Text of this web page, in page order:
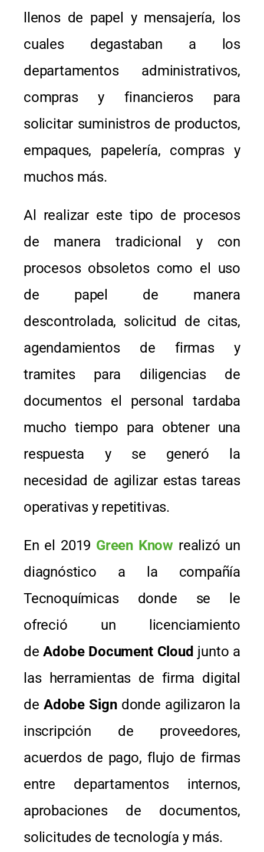
llenos de papel y mensajería, los
cuales degastaban a los
departamentos administrativos,
compras y financieros para
solicitar suministros de productos,
empaques, papelería, compras y
muchos más.
Al realizar este tipo de procesos
de manera tradicional y con
procesos obsoletos como el uso
de papel de manera
descontrolada, solicitud de citas,
agendamientos de firmas y
tramites para diligencias de
documentos el personal tardaba
mucho tiempo para obtener una
respuesta y se generó la
necesidad de agilizar estas tareas
operativas y repetitivas.
En el 2019 Green Know realizó un
diagnóstico a la compañía
Tecnoquímicas donde se le
ofreció un licenciamiento
deAdobe Document Cloud junto a
las herramientas de firma digital
de Adobe Signdonde agilizaron la
inscripción de proveedores,
acuerdos de pago, flujo de firmas
entre departamentos internos,
aprobaciones de documentos,
solicitudes de tecnología y más.